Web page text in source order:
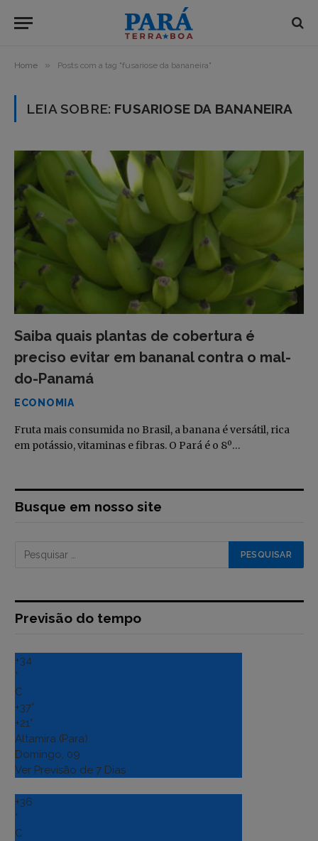
Home » Posts com a tag "fusariose da bananeira"
LEIA SOBRE: FUSARIOSE DA BANANEIRA
Saiba quais plantas de cobertura é
preciso evitar em bananal contra o mal-
do-Panamá
ECONOMIA
Fruta mais consumida no Brasil, a banana é versátil, rica
em potássio, vitaminas e fibras. O Pará é o 8º…
Busque em nosso site
Previsão do tempo
+34
°
C
+37°
+21°
Altamira (Para)
Domingo, 09
Ver Previsão de 7 Dias
+36
°
C